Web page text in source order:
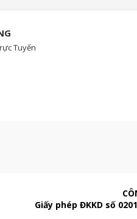
Tuyến
Giấy phép ĐKKD số